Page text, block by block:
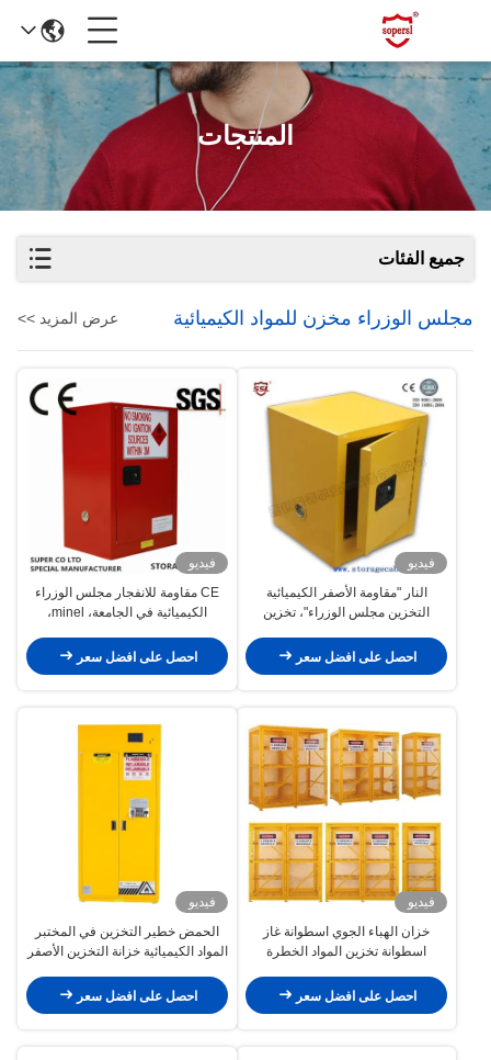
المنتجات
جميع الفئات
مجلس الوزراء مخزن للمواد الكيميائية عرض المزيد >>
فيديو
النار "مقاومة الأصفر الكيميائية
التخزين مجلس الوزراء"، تخزين
احصل على افضل سعر
فيديو
CE مقاومة للانفجار مجلس الوزراء
الكيميائية في الجامعة، minel،
احصل على افضل سعر
فيديو
خزان الهباء الجوي اسطوانة غاز
اسطوانة تخزين المواد الخطرة
احصل على افضل سعر
فيديو
الحمض خطير التخزين في المختبر
المواد الكيميائية خزانة التخزين الأصفر
احصل على افضل سعر